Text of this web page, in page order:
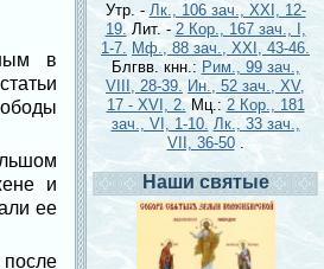
в
и
ее
Утр. - Лк., 106 зач., XXI, 12-
19. Лит. - 2 Кор., 167 зач., I,
1-7. Мф., 88 зач., XXI, 43-46.
Блгвв. кнн.: Рим., 99 зач.,
VIII, 28-39. Ин., 52 зач., XV,
17 - XVI, 2.Мц.: 2 Кор., 181
зач., VI, 1-10. Лк., 33 зач.,
VII, 36-50 .
Наши святые